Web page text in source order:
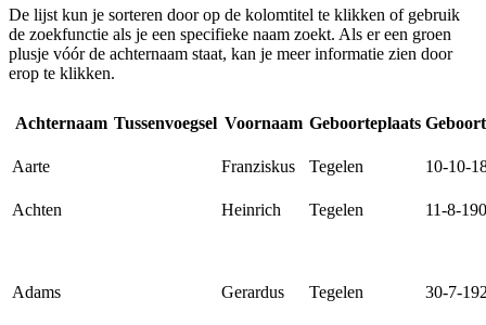
De lijst kun je sorteren door op de kolomtitel te klikken of gebruik
de zoekfunctie als je een specifieke naam zoekt. Als er een groen
plusje vóór de achternaam staat, kan je meer informatie zien door
erop te klikken.
Achternaam Tussenvoegsel Voornaam Geboorteplaats
Aarte Franziskus Tegelen 10-10-
Achten Heinrich Tegelen 11-8-
Adams Gerardus Tegelen 30-7-